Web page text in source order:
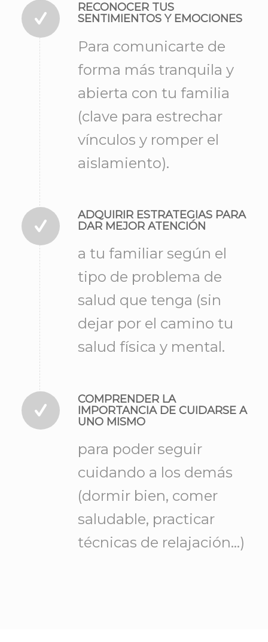
RECONOCER TUS
SENTIMIENTOS Y EMOCIONES
Para comunicarte de
forma más tranquila y
abierta con tu familia
(clave para estrechar
vínculos y romper el
aislamiento).
ADQUIRIR ESTRATEGIAS PARA
DAR MEJOR ATENCIÓN
a tu familiar según el
tipo de problema de
salud que tenga (sin
dejar por el camino tu
salud física y mental.
COMPRENDER LA
IMPORTANCIA DE CUIDARSE A
UNO MISMO
para poder seguir
cuidando a los demás
(dormir bien, comer
saludable, practicar
técnicas de relajación…)